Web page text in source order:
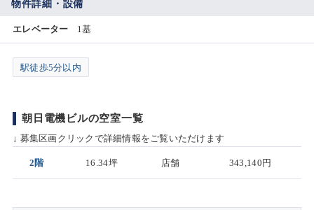
物件詳細・設備
エレベーター 1基
駅徒歩5分以内
朝日電機ビルの空室一覧
↓ 募集区画クリックで詳細情報をご覧いただけます
2階 16.34坪 店舗 343,140円